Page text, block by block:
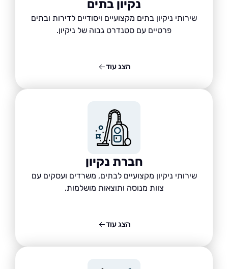
נקיון בתים
שירותי ניקיון בתים מקצועיים ויסודיים לדירות ובתים
פרטיים עם סטנדרט גבוה של ניקיון.
חברת נקיון
שירותי ניקיון מקצועיים לבתים, משרדים ועסקים עם
צוות מנוסה ותוצאות מושלמות.